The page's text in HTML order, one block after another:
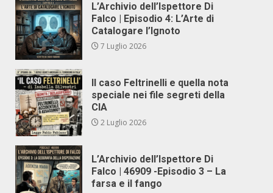
L’Archivio dell’Ispettore Di
Falco | Episodio 4: L’Arte di
Catalogare l’Ignoto
7 Luglio 2026
Il caso Feltrinelli e quella nota
speciale nei file segreti della
CIA
2 Luglio 2026
L’Archivio dell’Ispettore Di
Falco | 46909 -Episodio 3 – La
farsa e il fango